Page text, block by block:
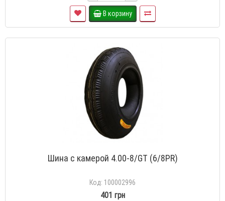
В корзину
Шина с камерой 4.00-8/GT (6/8PR)
Код: 100002996
401 грн